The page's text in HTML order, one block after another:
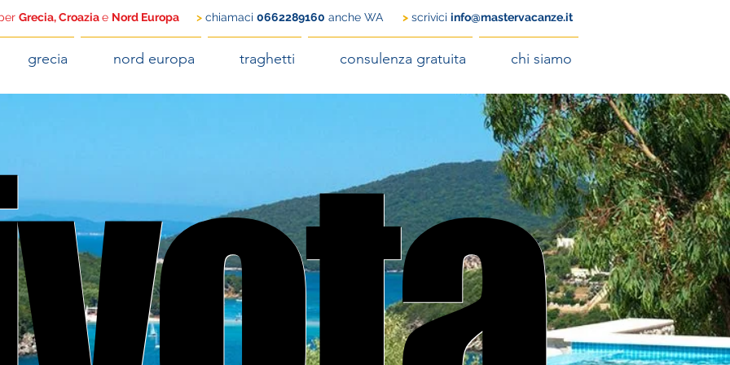
Grecia, Croaziae Nord Europa > chiamaci 0662289160 anche WA > scrivici info@mastervacanze.it
grecia nord europa traghetti consulenza gratuita chi siamo